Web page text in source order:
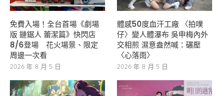
免費入場！全台首場《劇場
版 鏈鋸人 蕾潔篇》快閃店
8/6登場 花火場景、限定
周邊一次看
2026 年 8 月 5 日
體感50度血汗工廠 〈拍噗
仔〉變人體瀑布 吳申梅內外
交相煎 濕意盎然喊：碾壓
〈心落雨〉
2026 年 8 月 5 日